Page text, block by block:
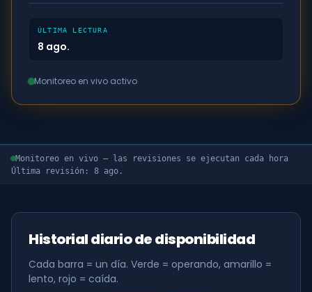
ÚLTIMA LECTURA
8 ago.
Monitoreo en vivo activo
Monitoreo en vivo — las revisiones se ejecutan cada hora
Última revisión: 8 ago.
Historial diario de disponibilidad
Cada barra = un día. Verde = operando, amarillo =
lento, rojo = caída.